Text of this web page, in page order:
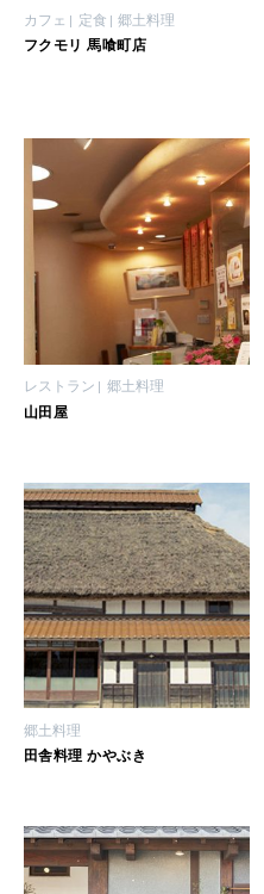
[12星座別]
算命学がわか
自分に
知る
ママも
わたしが
いい人
2026年8月号『
カフェ 定食 郷土料理
フクモリ 馬喰町店
レストラン 郷土料理
山田屋
郷土料理
田舎料理 かやぶき